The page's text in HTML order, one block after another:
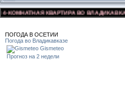
КВАРТИРА ВО
ПОГОДА В ОСЕТИИ
Погода во Владикавказе
Gismeteo
Прогноз на 2 недели